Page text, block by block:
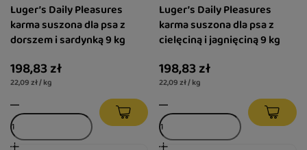
Luger’s Daily Pleasures
karma suszona dla psa z
dorszem i sardynką 9 kg
198,83 zł
22,09 zł / kg
Luger’s Daily Pleasures
karma suszona dla psa z
cielęciną i jagnięciną 9 kg
198,83 zł
22,09 zł / kg